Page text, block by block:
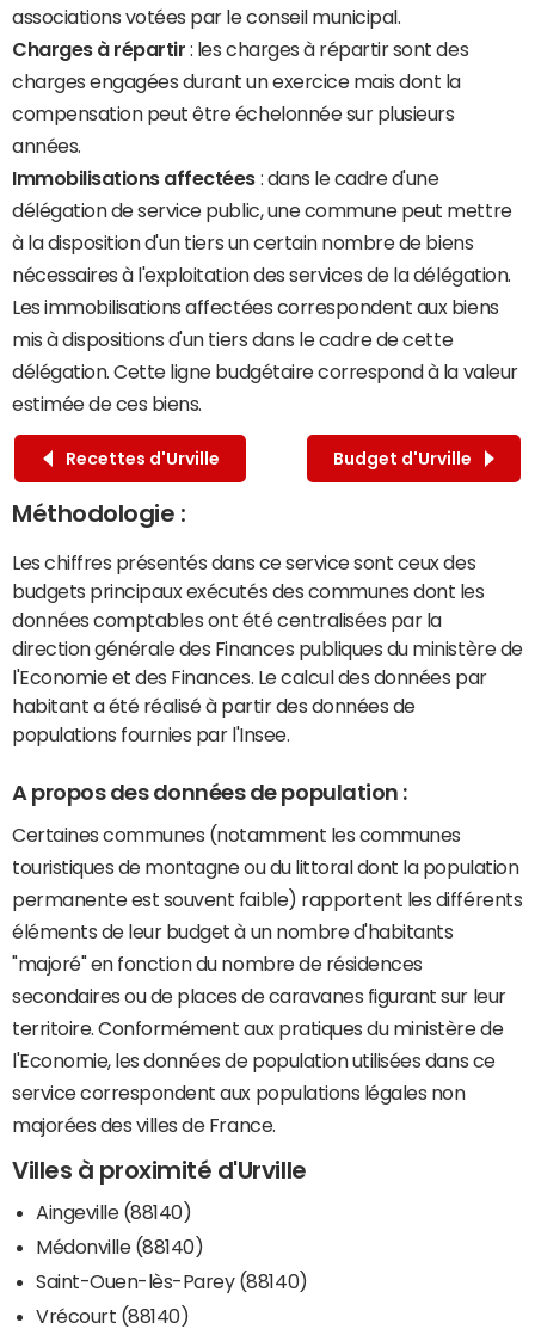
associations votées par le conseil municipal.
Charges à répartir : les charges à répartir sont des
charges engagées durant un exercice mais dont la
compensation peut être échelonnée sur plusieurs
années.
Immobilisations affectées : dans le cadre d'une
délégation de service public, une commune peut mettre
à la disposition d'un tiers un certain nombre de biens
nécessaires à l'exploitation des services de la délégation.
Les immobilisations affectées correspondent aux biens
mis à dispositions d'un tiers dans le cadre de cette
délégation. Cette ligne budgétaire correspond à la valeur
estimée de ces biens.
Recettes d'Urville Budget d'Urville
Méthodologie :
Les chiffres présentés dans ce service sont ceux des
budgets principaux exécutés des communes dont les
données comptables ont été centralisées par la
direction générale des Finances publiques du ministère de
l'Economie et des Finances. Le calcul des données par
habitant a été réalisé à partir des données de
populations fournies par l'Insee.
A propos des données de population :
Certaines communes (notamment les communes
touristiques de montagne ou du littoral dont la population
permanente est souvent faible) rapportent les différents
éléments de leur budget à un nombre d'habitants
"majoré" en fonction du nombre de résidences
secondaires ou de places de caravanes figurant sur leur
territoire. Conformément aux pratiques du ministère de
l'Economie, les données de population utilisées dans ce
service correspondent aux populations légales non
majorées des villes de France.
Villes à proximité d'Urville
Aingeville (88140)
Médonville (88140)
Saint-Ouen-lès-Parey (88140)
Vrécourt (88140)